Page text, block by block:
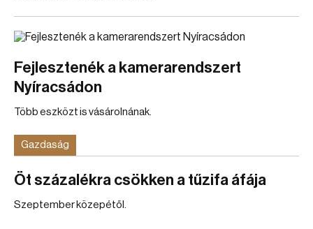
Fejlesztenék a kamerarendszert
Nyíracsádon
Több eszközt is vásárolnának.
Gazdaság
Öt százalékra csökken a tűzifa áfája
Szeptember közepétől.